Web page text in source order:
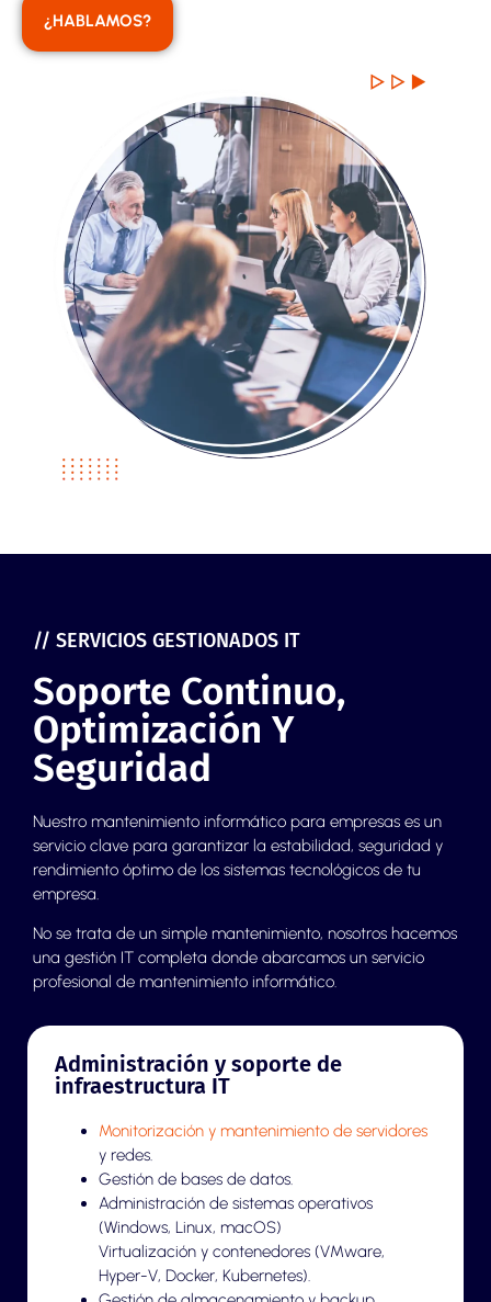
¿HABLAMOS?
// SERVICIOS GESTIONADOS IT
Soporte Continuo,
Optimización Y
Seguridad
Nuestro mantenimiento informático para empresas es un
servicio clave para garantizar la estabilidad, seguridad y
rendimiento óptimo de los sistemas tecnológicos de tu
empresa.
No se trata de un simple mantenimiento, nosotros hacemos
una gestión IT completa donde abarcamos un servicio
profesional de mantenimiento informático.
Administración y soporte de
infraestructura IT
Monitorización y mantenimiento de servidores
y redes.
Gestión de bases de datos.
Administración de sistemas operativos
(Windows, Linux, macOS)
Virtualización y contenedores (VMware,
Hyper-V, Docker, Kubernetes).